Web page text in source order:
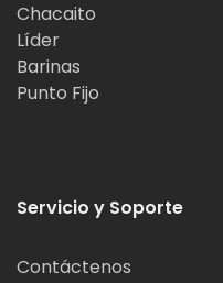
Chacaito
Líder
Barinas
Punto Fijo
Servicio y Soporte
Contáctenos